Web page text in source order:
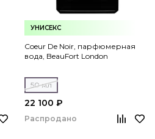
УНИСЕКС
Coeur De Noir, парфюмерная
вода, BeauFort London
50 мл
22 100 ₽
Распродано